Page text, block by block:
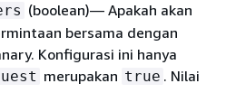
(boolean)— Apakah akan
bersama dengan
Konfigurasi ini hanya
merupakan true . Nilai